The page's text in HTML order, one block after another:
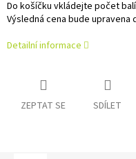
Do košíčku vkládejte počet
Výsledná cena bude upravena
Detailní informace
ZEPTAT SE SDÍLET